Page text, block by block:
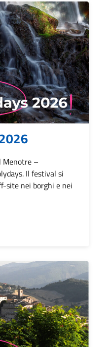
Menotre –
Il festival si
site nei borghi e nei